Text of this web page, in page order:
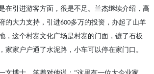
在引进游客方面，很是不足。兰杰继续介绍，高
的大力支持，引进600多万的投资，办起了山羊
，这个村寨文化广场是村寨的门面，镶了石板
家家户户通了水泥路，小车可以停在家门口。